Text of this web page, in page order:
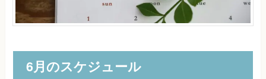
6月のスケジュール